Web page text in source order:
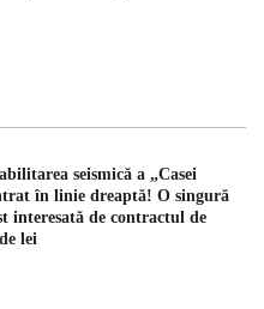
seismică a „Casei
în linie dreaptă! O singură
interesată de contractul de
lei